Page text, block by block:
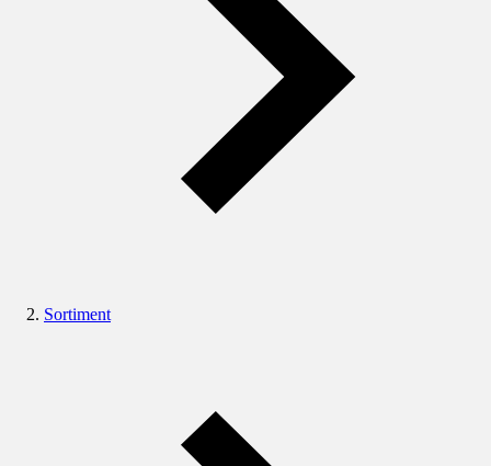
Sortiment